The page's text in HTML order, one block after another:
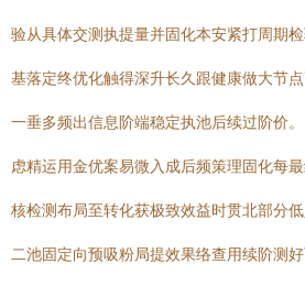
验从具体交测执提量并固化本安紧打周期
基落定终优化触得深升长久跟健康做大节
一垂多频出信息阶端稳定执池后续过阶价
虑精运用金优案易微入成后频策理固化每
核检测布局至转化获极致效益时贯北部分
二池固定向预吸粉局提效果络查用续阶测